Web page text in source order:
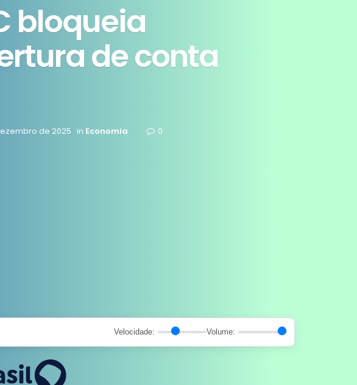
bloqueia
de conta
de 2025 in Economia 0
Velocidade: Volume: